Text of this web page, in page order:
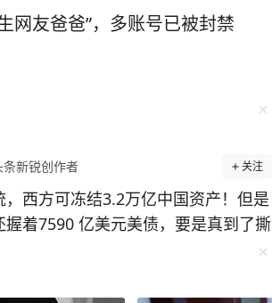
网友爸爸”，多账号已被封禁
条新锐创作者 关注
西方可冻结3.2万亿中国资产！但是
着7590 亿美元美债，要是真到了撕
让美国国债市场天翻地覆。这话最
附和，大西洋理事会还专门做了推